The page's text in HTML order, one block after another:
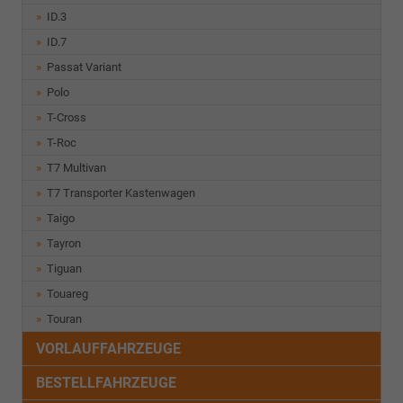
ID.3
ID.7
Passat Variant
Polo
T-Cross
T-Roc
T7 Multivan
T7 Transporter Kastenwagen
Taigo
Tayron
Tiguan
Touareg
Touran
VORLAUFFAHRZEUGE
BESTELLFAHRZEUGE